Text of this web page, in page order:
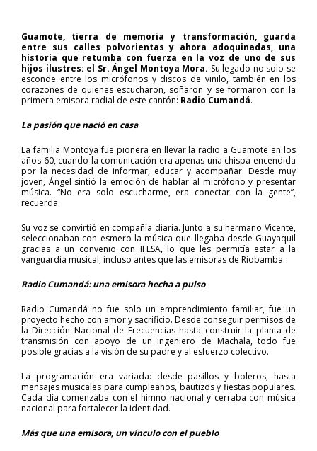
Guamote, tierra de memoria y transformación, guarda
entre sus calles polvorientas y ahora adoquinadas, una
historia que retumba con fuerza en la voz de uno de sus
hijos ilustres: el Sr. Ángel Montoya Mora. Su legado no solo se
esconde entre los micrófonos y discos de vinilo, también en los
corazones de quienes escucharon, soñaron y se formaron con la
primera emisora radial de este cantón: Radio Cumandá.
La pasión que nació en casa
La familia Montoya fue pionera en llevar la radio a Guamote en los
años 60, cuando la comunicación era apenas una chispa encendida
por la necesidad de informar, educar y acompañar. Desde muy
joven, Ángel sintió la emoción de hablar al micrófono y presentar
música. “No era solo escucharme, era conectar con la gente”,
recuerda.
Su voz se convirtió en compañía diaria. Junto a su hermano Vicente,
seleccionaban con esmero la música que llegaba desde Guayaquil
gracias a un convenio con IFESA, lo que les permitía estar a la
vanguardia musical, incluso antes que las emisoras de Riobamba.
Radio Cumandá: una emisora hecha a pulso
Radio Cumandá no fue solo un emprendimiento familiar, fue un
proyecto hecho con amor y sacrificio. Desde conseguir permisos de
la Dirección Nacional de Frecuencias hasta construir la planta de
transmisión con apoyo de un ingeniero de Machala, todo fue
posible gracias a la visión de su padre y al esfuerzo colectivo.
La programación era variada: desde pasillos y boleros, hasta
mensajes musicales para cumpleaños, bautizos y fiestas populares.
Cada día comenzaba con el himno nacional y cerraba con música
nacional para fortalecer la identidad.
Más que una emisora, un vínculo con el pueblo